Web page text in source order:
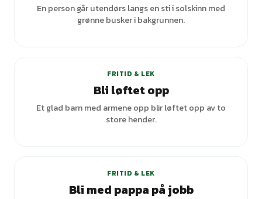
En person går utendørs langs en sti i solskinn med
grønne busker i bakgrunnen.
FRITID & LEK
Bli løftet opp
Et glad barn med armene opp blir løftet opp av to
store hender.
FRITID & LEK
Bli med pappa på jobb